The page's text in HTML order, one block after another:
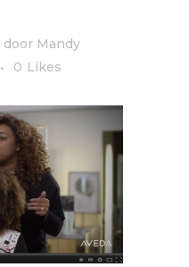
door Mandy
0 Likes